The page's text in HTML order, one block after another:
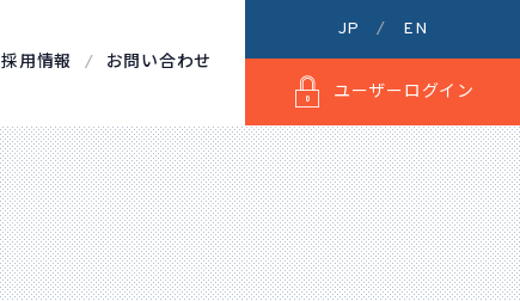
採用情報 お問い合わせ
JP EN
ユーザーログイン